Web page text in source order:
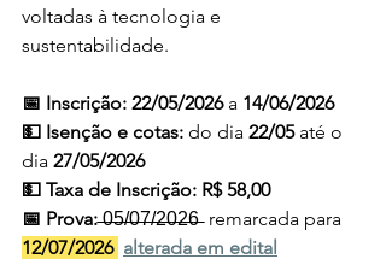
voltadas à tecnologia e
sustentabilidade.
📅 Inscrição: 22/05/2026 a 14/06/2026
💵 Isenção e cotas: do dia 22/05 até o
dia 27/05/2026
💵 Taxa de Inscrição: R$ 58,00
📅 Prova: ̶0̶5̶/̶0̶7̶/̶2̶0̶2̶6̶  remarcada para
12/07/2026 alterada em edital